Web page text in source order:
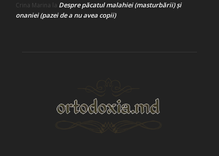
Crina Marina la Despre păcatul malahiei (masturbării) şi
onaniei (pazei de a nu avea copii)